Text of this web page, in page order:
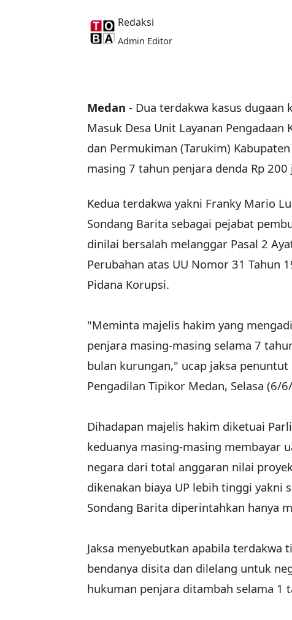
Redaksi
Admin Editor
Medan - Dua terdakwa kasus dugaan
Masuk Desa Unit Layanan Pengadaan
dan Permukiman (Tarukim)
masing 7 tahun penjara denda Rp
Kedua terdakwa yakni Franky Mario
Sondang Barita sebagai pejabat
dinilai bersalah melanggar Pasal 2
Perubahan atas UU Nomor 31 Tahun
Pidana Korupsi.
"Meminta majelis hakim yang
penjara masing-masing selama 7
bulan kurungan," ucap jaksa penuntut
Pengadilan Tipikor Medan, Selasa (6/
Dihadapan majelis hakim diketuai
keduanya masing-masing membayar
negara dari total anggaran nilai
dikenakan biaya UP lebih tinggi yakni
Sondang Barita diperintahkan hanya
Jaksa menyebutkan apabila terdakwa
bendanya disita dan dilelang untuk
hukuman penjara ditambah selama 1